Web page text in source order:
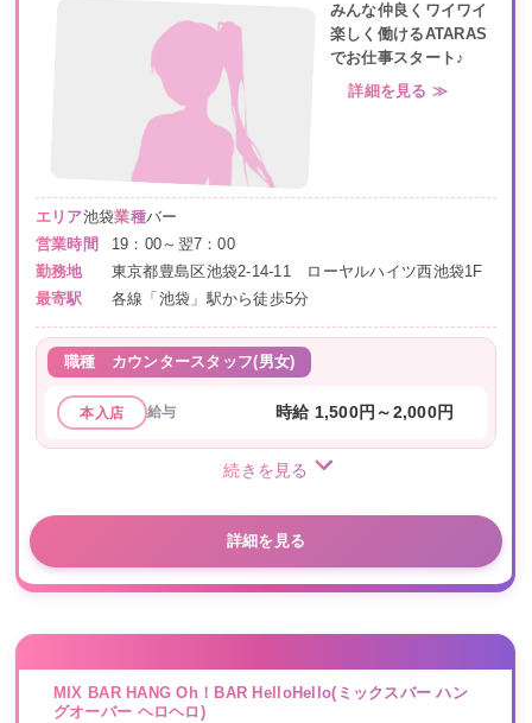
みんな仲良くワイワイ
楽しく働けるATARAS
でお仕事スタート♪
詳細を見る ≫
エリア池袋業種バー
営業時間
19：00～翌7：00
勤務地
東京都豊島区池袋2-14-11 ローヤルハイツ西池袋1F
最寄駅
各線「池袋」駅から徒歩5分
職種 カウンタースタッフ(男女)
本入店 給与 時給 1,500円～2,000円
続きを見る
詳細を見る
MIX BAR HANG Oh！BAR HelloHello(ミックスバー ハン
グオーバー ヘロヘロ)